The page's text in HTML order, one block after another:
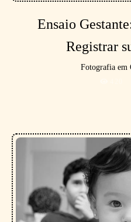
Ensaio
Registrar
Fotografia em